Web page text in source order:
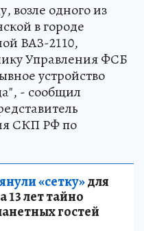
возле одного из
в городе
ВАЗ-2110,
Управления ФСБ
устройство
- сообщил
СКП РФ по
«сетку»для
13 лет тайно
гостей